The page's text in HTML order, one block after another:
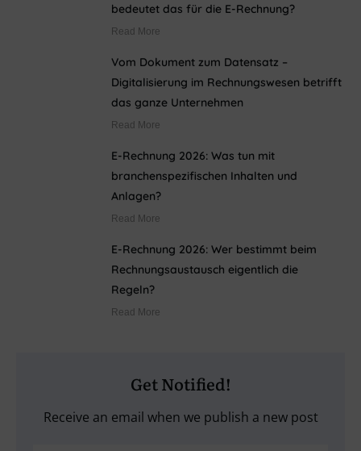
bedeutet das für die E-Rechnung?
Read More
Vom Dokument zum Datensatz –
Digitalisierung im Rechnungswesen betrifft
das ganze Unternehmen
Read More
E-Rechnung 2026: Was tun mit
branchenspezifischen Inhalten und
Anlagen?
Read More
E-Rechnung 2026: Wer bestimmt beim
Rechnungsaustausch eigentlich die
Regeln?
Read More
Get Notified!
Receive an email when we publish a new post